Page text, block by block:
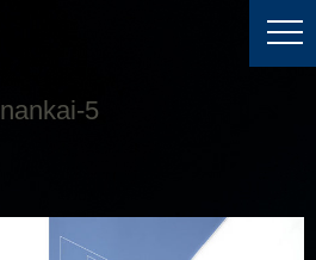
nankai-5